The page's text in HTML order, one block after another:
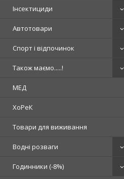
Інсектициди
Автотовари
Спорт і відпочинок
Також маємо.....!
МЕД
ХоРеК
Товари для виживання
Водні розваги
Годинники (-8%)